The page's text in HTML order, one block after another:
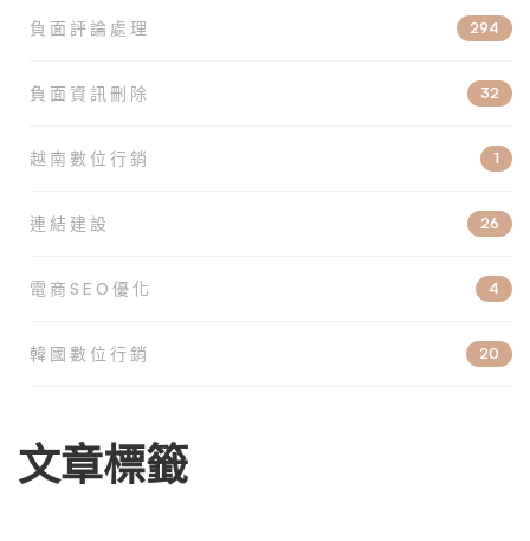
負面評論處理 294
負面資訊刪除 32
越南數位行銷 1
連結建設 26
電商SEO優化 4
韓國數位行銷 20
文章標籤